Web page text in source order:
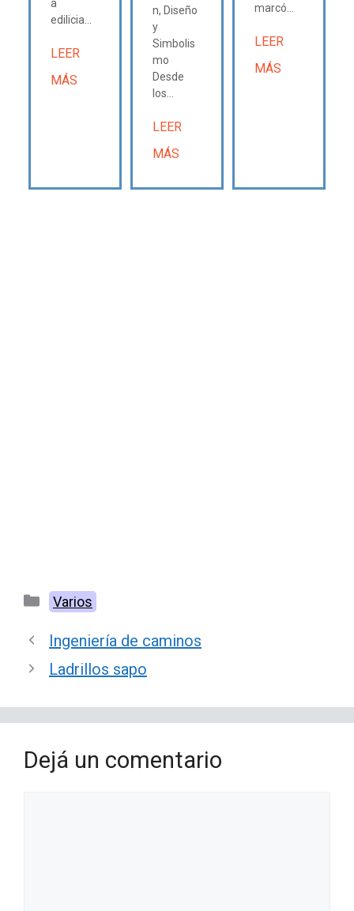
a
edilicia...
LEER
MÁS
n, Diseño
y
Simbolis
mo
Desde
los...
LEER
MÁS
marcó...
LEER
MÁS
Categorías
Varios
Ingeniería de caminos
Ladrillos sapo
Dejá un comentario